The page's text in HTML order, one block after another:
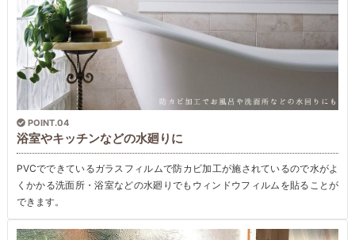
POINT.04
浴室やキッチンなどの水廻りに
PVCでできているガラスフィルムで防カビ加工が施されているので水がよ
くかかる洗面所・浴室などの水廻りでもウィンドウフィルムを貼ることが
できます。